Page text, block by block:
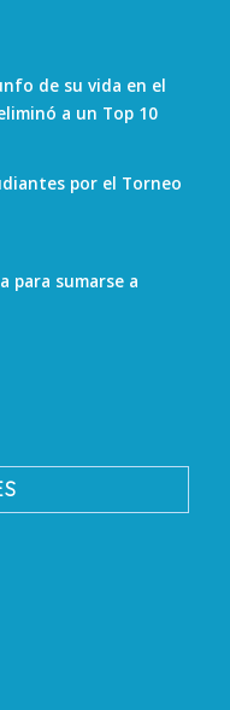
de su vida en el
a un Top 10
por el Torneo
para sumarse a